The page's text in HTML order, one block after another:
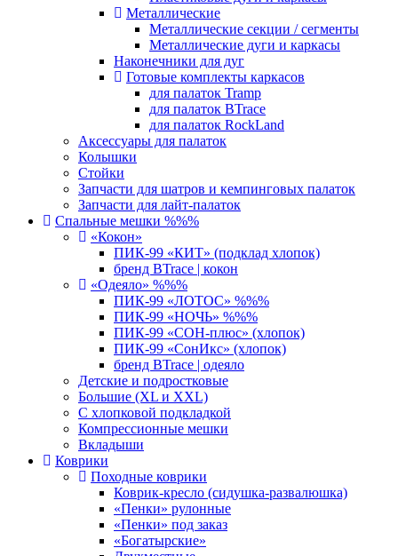
Металлические
Металлические секции / сегменты
Металлические дуги и каркасы
Наконечники для дуг
Готовые комплекты каркасов
для палаток Tramp
для палаток BTrace
для палаток RockLand
Аксессуары для палаток
Колышки
Стойки
Запчасти для шатров и кемпинговых палаток
Запчасти для лайт-палаток
Спальные мешки %%%
«Кокон»
ПИК-99 «КИТ» (подклад хлопок)
бренд BTrace | кокон
«Одеяло» %%%
ПИК-99 «ЛОТОС» %%%
ПИК-99 «НОЧЬ» %%%
ПИК-99 «СОН-плюс» (хлопок)
ПИК-99 «СонИкс» (хлопок)
бренд BTrace | одеяло
Детские и подростковые
Большие (XL и XXL)
С хлопковой подкладкой
Компрессионные мешки
Вкладыши
Коврики
Походные коврики
Коврик-кресло (сидушка-развалюшка)
«Пенки» рулонные
«Пенки» под заказ
«Богатырские»